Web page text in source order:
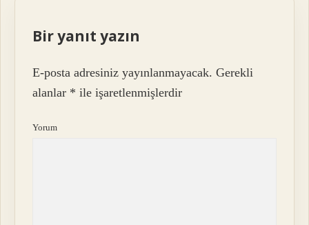
Bir yanıt yazın
E-posta adresiniz yayınlanmayacak. Gerekli
alanlar * ile işaretlenmişlerdir
Yorum